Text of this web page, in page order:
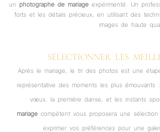
un photographe de mariageexpérimenté. Un
forts et les détails précieux, en utilisant des
images de haute
SÉLECTIONNER LES
Après le mariage, le tri des photos est une
représentative des moments les plus
vœux, la première danse, et les instants
mariagecompétent vous proposera une sélection
exprimer vos préférences pour une